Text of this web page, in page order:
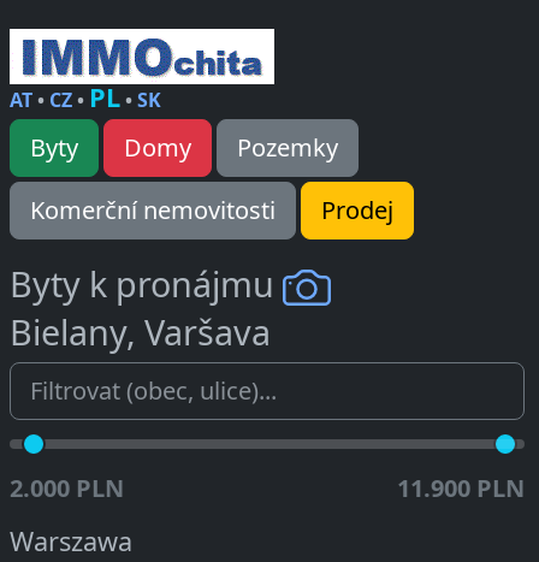
AT• CZ• PL•SK
Byty Domy
Pozemky
Komerční nemovitosti
Prodej
Byty k pronájmu
Bielany, Varšava
2.000 PLN 11.900 PLN
Warszawa